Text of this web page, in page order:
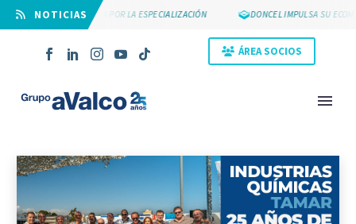
⠀NOTICIAS
SUYCAL 2000 APUESTA POR LA ESPECIALIZACIÓN DONCEL IMPULSA SU
ÁREA SOCIOS